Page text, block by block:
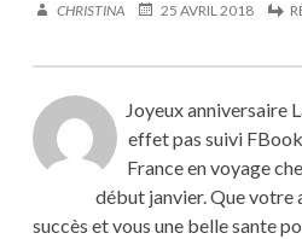
CHRISTINA 25 AVRIL 2018
Joyeux anniversaire
effet pas suivi
France en voyage
début janvier. Que votre
succès et vous une belle sante